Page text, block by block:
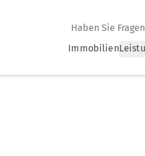
Haben Sie
Immobilien